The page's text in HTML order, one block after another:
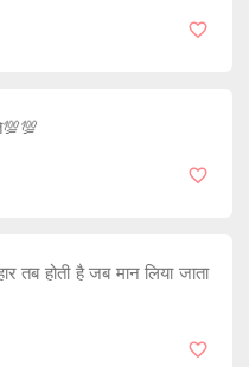
तब होती है जब मान लिया जाता